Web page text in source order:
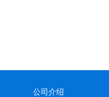
公司介绍